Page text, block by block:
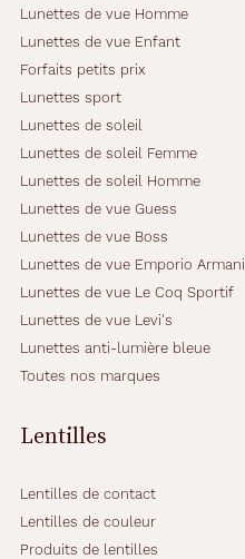
Lunettes de vue Homme
Lunettes de vue Enfant
Forfaits petits prix
Lunettes sport
Lunettes de soleil
Lunettes de soleil Femme
Lunettes de soleil Homme
Lunettes de vue Guess
Lunettes de vue Boss
Lunettes de vue Emporio Armani
Lunettes de vue Le Coq Sportif
Lunettes de vue Levi's
Lunettes anti-lumière bleue
Toutes nos marques
Lentilles
Lentilles de contact
Lentilles de couleur
Produits de lentilles